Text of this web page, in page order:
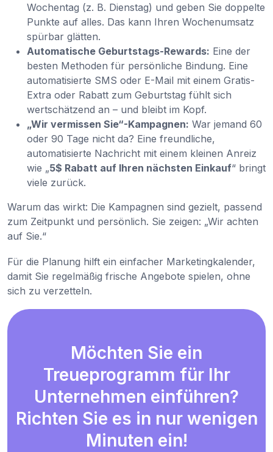
Wochentag (z. B. Dienstag) und geben Sie doppelte
Punkte auf alles. Das kann Ihren Wochenumsatz
spürbar glätten.
Automatische Geburtstags-Rewards: Eine der
besten Methoden für persönliche Bindung. Eine
automatisierte SMS oder E-Mail mit einem Gratis-
Extra oder Rabatt zum Geburtstag fühlt sich
wertschätzend an – und bleibt im Kopf.
„Wir vermissen Sie“-Kampagnen: War jemand 60
oder 90 Tage nicht da? Eine freundliche,
automatisierte Nachricht mit einem kleinen Anreiz
wie „5$ Rabatt auf Ihren nächsten Einkauf“ bringt
viele zurück.
Warum das wirkt: Die Kampagnen sind gezielt, passend
zum Zeitpunkt und persönlich. Sie zeigen: „Wir achten
auf Sie.“
Für die Planung hilft ein einfacher Marketingkalender,
damit Sie regelmäßig frische Angebote spielen, ohne
sich zu verzetteln.
Möchten Sie ein
Treueprogramm für Ihr
Unternehmen einführen?
Richten Sie es in nur wenigen
Minuten ein!